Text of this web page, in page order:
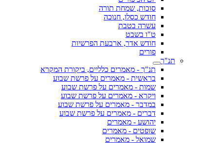
סוכות, שמחת תורה
חודש כסלו, חנוכה
עשרה בטבת
ט"ו בשבט
חודש אדר, ארבעת הפרשיות
פורים
תנ"ך
תנ"ך - מאמרים כלליים, ביקורת המקרא
בראשית - מאמרים על פרשת שבוע
שמות - מאמרים על פרשת שבוע
ויקרא - מאמרים על פרשת שבוע
במדבר - מאמרים על פרשת שבוע
דברים - מאמרים על פרשת שבוע
יהושע - מאמרים
שופטים - מאמרים
שמואל - מאמרים